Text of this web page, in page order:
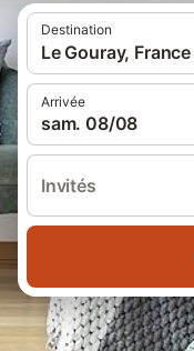
Destination
Le Gouray, France
Arrivée
sam. 08/08
Invités